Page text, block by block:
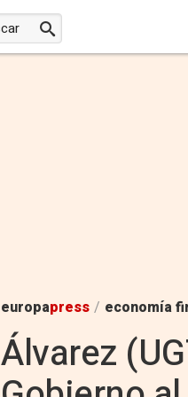
europapress / economía
Álvarez